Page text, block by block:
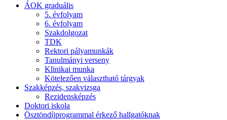
ÁOK graduális
5. évfolyam
6. évfolyam
Szakdolgozat
TDK
Rektori pályamunkák
Tanulmányi verseny
Klinikai munka
Kötelezően választható tárgyak
Szakképzés, szakvizsga
Rezidensképzés
Doktori iskola
Ösztöndíjprogrammal érkező hallgatóknak